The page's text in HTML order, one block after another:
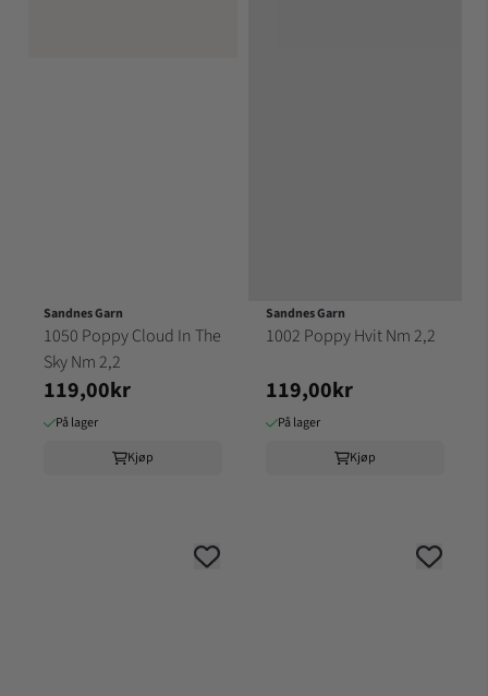
Sandnes Garn
1050 Poppy Cloud In The
Sky Nm 2,2
119,00kr
På lager
Kjøp
Sandnes Garn
1002 Poppy Hvit Nm 2,2
119,00kr
På lager
Kjøp